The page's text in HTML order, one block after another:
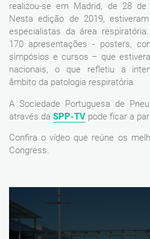
realizou-se em Madrid, de 28
Nesta edição de 2019,
especialistas da área
170 apresentações - posters,
simpósios e cursos – que
nacionais, o que refletiu a
âmbito da patologia respiratória.
A Sociedade Portuguesa de
através da SPP-TV pode ficar a
Confira o vídeo que reúne os
Congress.